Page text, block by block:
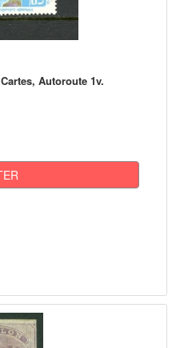
Autoroute 1v.